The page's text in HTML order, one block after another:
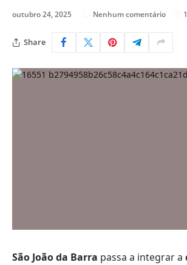
outubro 24, 2025 Nenhum comentário
Share
São João da Barra passa a integrar a